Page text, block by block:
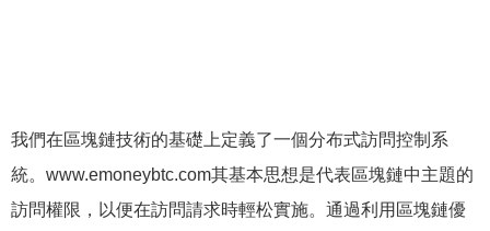
我們在區塊鏈技術的基礎上定義了一個分布式訪問控制系
統。www.emoneybtc.com其基本思想是代表區塊鏈中主題的
訪問權限，以便在訪問請求時輕松實施。通過利用區塊鏈優